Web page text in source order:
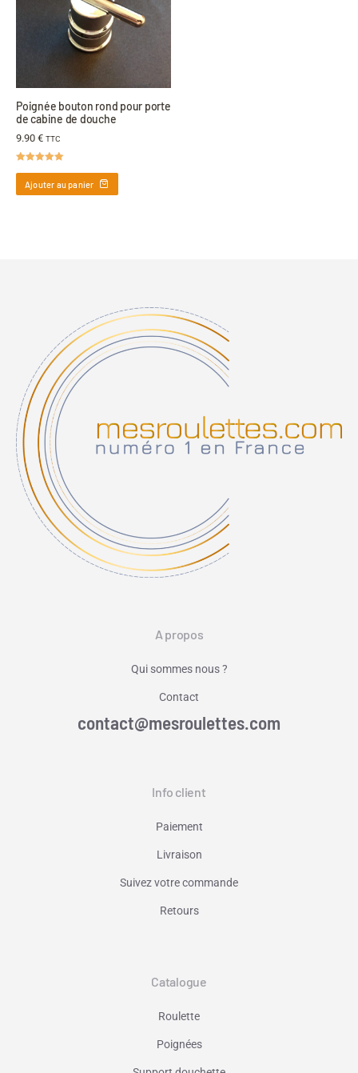
Poignée bouton rond pour porte
de cabine de douche
9.90 € TTC
Ajouter au panier
A propos
Qui sommes nous ?
Contact
contact@mesroulettes.com
Info client
Paiement
Livraison
Suivez votre commande
Retours
Catalogue
Roulette
Poignées